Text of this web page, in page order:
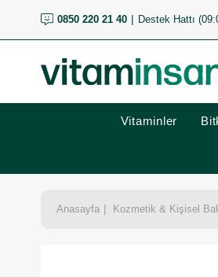
0850 220 21 40 Destek Hattı
Vitaminler
Anasayfa Kozmetik & Kişisel